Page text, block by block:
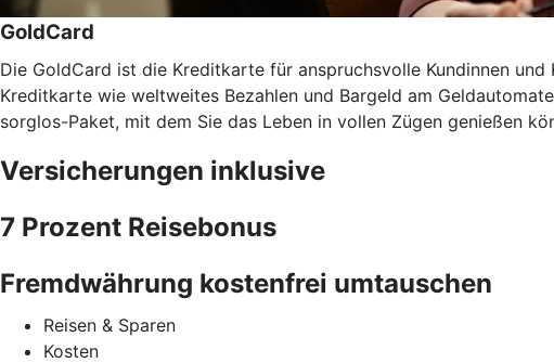
GoldCard
Die GoldCard ist die Kreditkarte für anspruchsvolle Kundinnen
Kreditkarte wie weltweites Bezahlen und Bargeld am
sorglos-Paket, mit dem Sie das Leben in vollen Zügen genießen
Versicherungen inklusive
7 Prozent Reisebonus
Fremdwährung kostenfrei umtauschen
Reisen & Sparen
Kosten